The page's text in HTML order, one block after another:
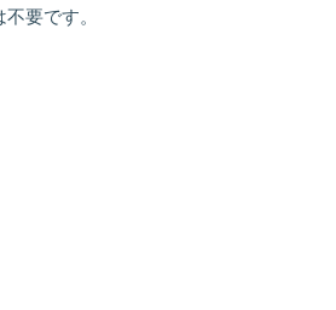
要です。